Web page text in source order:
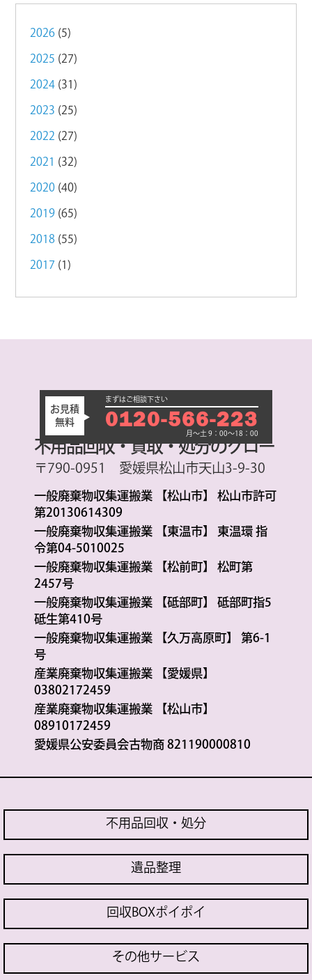
2026 (5)
2025 (27)
2024 (31)
2023 (25)
2022 (27)
2021 (32)
2020 (40)
2019 (65)
2018 (55)
2017 (1)
お見積
無料
まずはご相談下さい
0120-566-223
月～土 9：00～18：00
不用品回収・買取・処分のグロー
〒790-0951 愛媛県松山市天山3-9-30
一般廃棄物収集運搬業 【松山市】 松山市許可
第20130614309
一般廃棄物収集運搬業 【東温市】 東温環 指
令第04-5010025
一般廃棄物収集運搬業 【松前町】 松町第
2457号
一般廃棄物収集運搬業 【砥部町】 砥部町指5
砥生第410号
一般廃棄物収集運搬業 【久万高原町】 第6-1
号
産業廃棄物収集運搬業 【愛媛県】
03802172459
産業廃棄物収集運搬業 【松山市】
08910172459
愛媛県公安委員会古物商 821190000810
不用品回収・処分
遺品整理
回収BOXポイポイ
その他サービス